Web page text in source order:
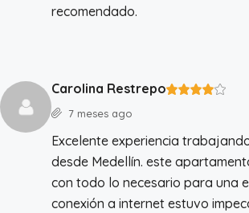
recomendado.
Carolina Restrepo
7 meses ago
Excelente experiencia
desde Medellín. este
con todo lo necesario para una
conexión a internet estuvo